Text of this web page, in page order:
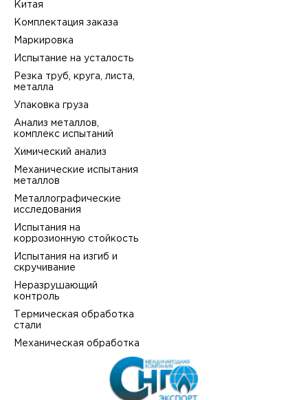
Китая
Комплектация заказа
Маркировка
Испытание на усталость
Резка труб, круга, листа,
металла
Упаковка груза
Анализ металлов,
комплекс испытаний
Химический анализ
Механические испытания
металлов
Металлографические
исследования
Испытания на
коррозионную стойкость
Испытания на изгиб и
скручивание
Неразрушающий
контроль
Термическая обработка
стали
Механическая обработка